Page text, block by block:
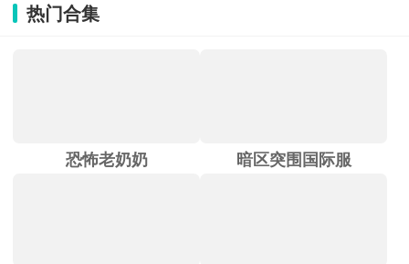
热门合集
恐怖老奶奶 暗区突围国际服